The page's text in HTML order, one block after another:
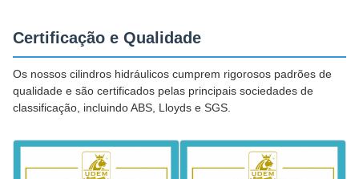
Certificação e Qualidade
Os nossos cilindros hidráulicos cumprem rigorosos padrões de
qualidade e são certificados pelas principais sociedades de
classificação, incluindo ABS, Lloyds e SGS.